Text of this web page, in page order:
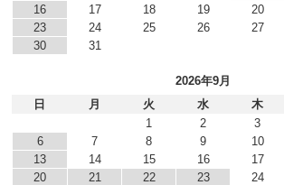
16
17 18 19 20
23
24 25 26 27
30
31
2026年9月
日
月 火 水 木
1
2 3
6
7 8 9 10
13
14 15 16 17
20
21 22 23 24